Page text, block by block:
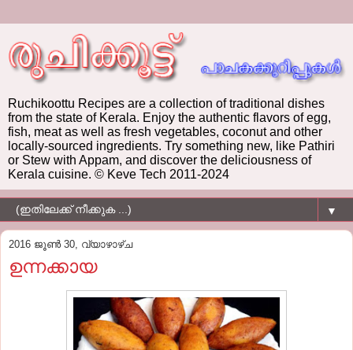
Ruchikoottu Recipes are a collection of traditional dishes
from the state of Kerala. Enjoy the authentic flavors of egg,
fish, meat as well as fresh vegetables, coconut and other
locally-sourced ingredients. Try something new, like Pathiri
or Stew with Appam, and discover the deliciousness of
Kerala cuisine. © Keve Tech 2011-2024
▼
2016 ജൂൺ 30, വ്യാഴാഴ്‌ച
ഉന്നക്കായ